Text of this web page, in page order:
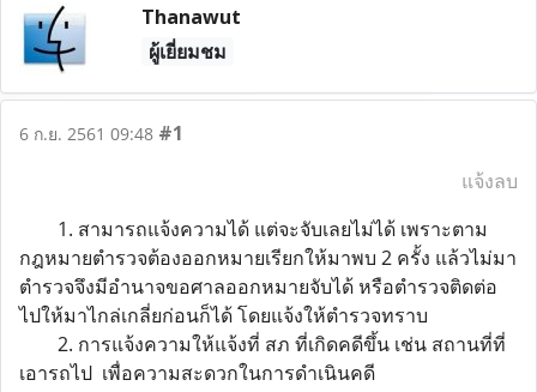
Thanawut
ผู้เยี่ยมชม
6 ก.ย. 2561 09:48 #1
แจ้งลบ
1. สามารถแจ้งความได้ แต่จะจับเลยไม่ได้ เพราะตาม
กฎหมายตำรวจต้องออกหมายเรียกให้มาพบ 2 ครั้ง แล้วไม่มา
ตำรวจจึงมีอำนาจขอศาลออกหมายจับได้ หรือตำรวจติดต่อ
ไปให้มาไกล่เกลี่ยก่อนก็ได้ โดยแจ้งให้ตำรวจทราบ
2. การแจ้งความให้แจ้งที่ สภ ที่เกิดคดีขึ้น เช่น สถานที่ที่
เอารถไป เพื่อความสะดวกในการดำเนินคดี